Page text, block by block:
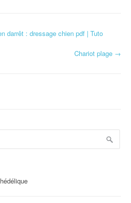
darrêt : dressage chien pdf | Tuto
Chariot plage →